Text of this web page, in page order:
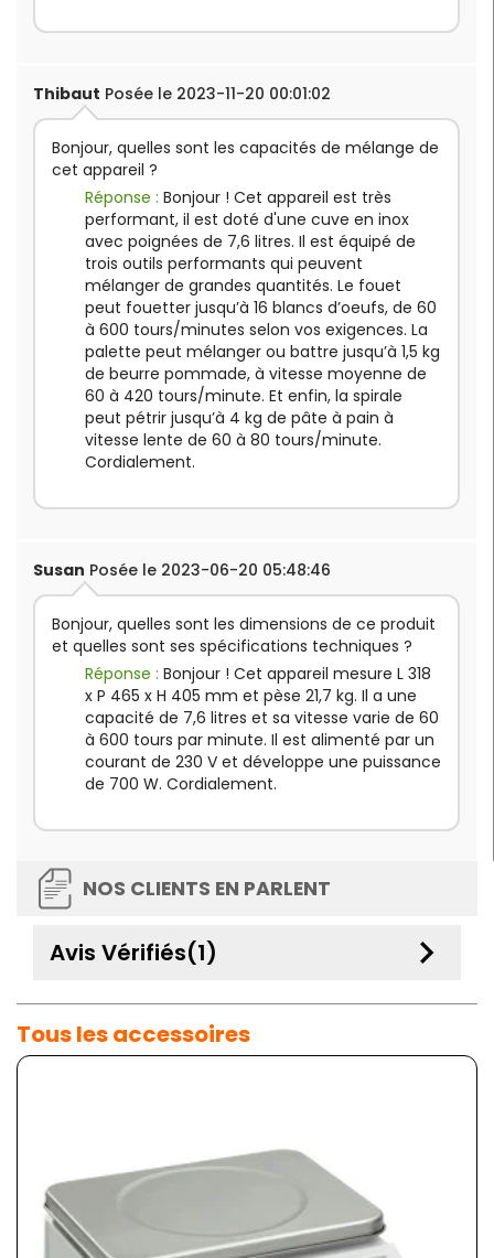
Thibaut Posée le 2023-11-20 00:01:02
Bonjour, quelles sont les capacités de mélange de
cet appareil ?
Réponse : Bonjour ! Cet appareil est très
performant, il est doté d'une cuve en inox
avec poignées de 7,6 litres. Il est équipé de
trois outils performants qui peuvent
mélanger de grandes quantités. Le fouet
peut fouetter jusqu’à 16 blancs d’oeufs, de 60
à 600 tours/minutes selon vos exigences. La
palette peut mélanger ou battre jusqu’à 1,5 kg
de beurre pommade, à vitesse moyenne de
60 à 420 tours/minute. Et enfin, la spirale
peut pétrir jusqu’à 4 kg de pâte à pain à
vitesse lente de 60 à 80 tours/minute.
Cordialement.
Susan Posée le 2023-06-20 05:48:46
Bonjour, quelles sont les dimensions de ce produit
et quelles sont ses spécifications techniques ?
Réponse : Bonjour ! Cet appareil mesure L 318
x P 465 x H 405 mm et pèse 21,7 kg. Il a une
capacité de 7,6 litres et sa vitesse varie de 60
à 600 tours par minute. Il est alimenté par un
courant de 230 V et développe une puissance
de 700 W. Cordialement.
NOS CLIENTS EN PARLENT
Avis Vérifiés(1) keyboard_arrow_down
Tous les accessoires